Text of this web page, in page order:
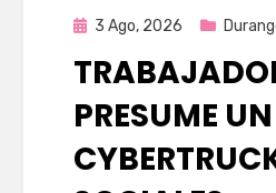
Publicada
3 Ago, 2026
PRESUME